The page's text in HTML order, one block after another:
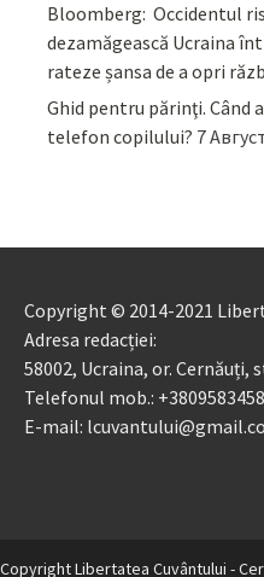
Bloomberg: Occidentul
dezamăgească Ucraina
rateze șansa de a opri
Ghid pentru părinţi. Când
telefon copilului? 7
Copyright © 2014-2021
Adresa redacției:
58002, Ucraina, or. Cernăuți,
Telefonul mob.:
E-mail:
Copyright Libertatea Cuvântului -